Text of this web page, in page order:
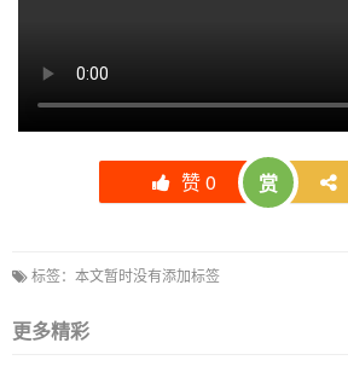
赞0 赏
标签：本文暂时没有添加标签
更多精彩